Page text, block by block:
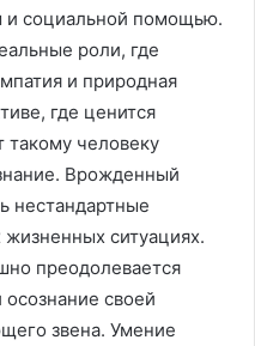
и социальной помощью.
роли, где
и природная
где ценится
такому человеку
Врожденный
нестандартные
ситуациях.
преодолевается
своей
звена. Умение